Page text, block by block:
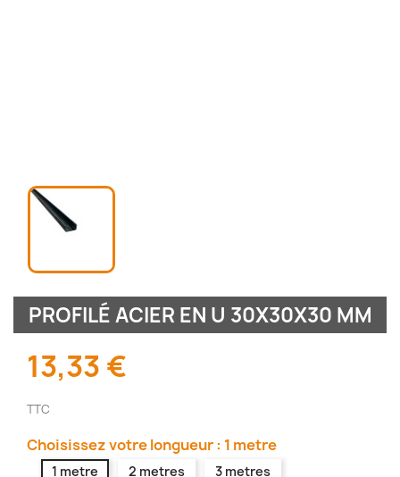
PROFILÉ ACIER EN U 30X30X30 MM
13,33 €
TTC
Choisissez votre longueur : 1 metre
1 metre 2 metres
3 metres